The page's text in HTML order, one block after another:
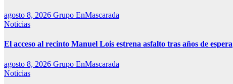
agosto 8, 2026 Grupo EnMascarada
Noticias
El acceso al recinto Manuel Lois estrena asfalto tras años de espera
agosto 8, 2026 Grupo EnMascarada
Noticias